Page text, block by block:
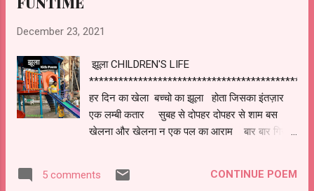
December 23, 2021
झूला CHILDREN'S LIFE
हर दिन का खेला बच्चो का झूला होता जिसका इंतज़ार
एक लम्बी कतार सुबह से दोपहर दोपहर से शाम बस
खेलना और खेलना न एक पल का आराम बार बार गिरना
और छुपना माँ का बुलाना फिर नया बहाना घर जाके
5 comments CONTINUE POEM